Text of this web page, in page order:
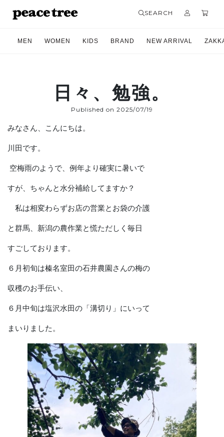
SEARCH
MEN WOMEN KIDS BRAND NEW ARRIVAL
日々、勉強。
Published on 2025/07/19
みなさん、こんにちは。
川田です。
空梅雨のようで、例年より確実に暑いで
すが、ちゃんと水分補給してますか？
私は相変わらずお店の営業とお袋の介護
と群馬、新潟の農作業と慌ただしく毎日
すごしております。
６月初旬は榛名室田の石井農園さんの梅の
収穫のお手伝い、
６月中旬は塩沢水田の「溝切り」にいって
まいりました。